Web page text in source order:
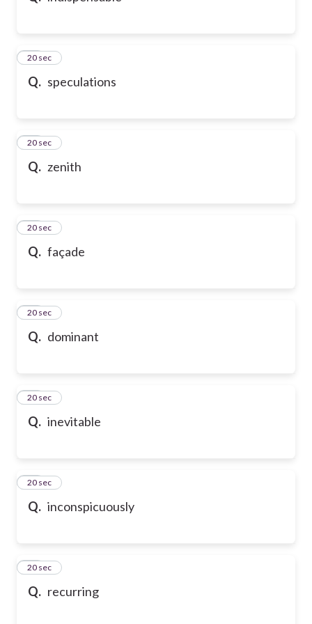
Q. speculations
32
20 sec
Q. zenith
33
20 sec
Q. façade
34
20 sec
Q. dominant
35
20 sec
Q. inevitable
36
20 sec
Q. inconspicuously
37
20 sec
Q. recurring
38
20 sec